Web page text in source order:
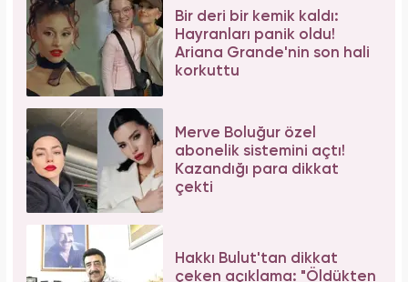
Bir deri bir kemik kaldı:
Hayranları panik oldu!
Ariana Grande'nin son hali
korkuttu
Merve Boluğur özel
abonelik sistemini açtı!
Kazandığı para dikkat
çekti
Hakkı Bulut'tan dikkat
çeken açıklama: "Öldükten